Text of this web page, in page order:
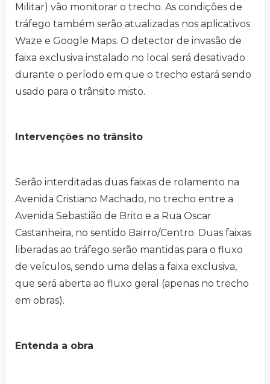
Militar) vão monitorar o trecho. As condições de
tráfego também serão atualizadas nos aplicativos
Waze e Google Maps. O detector de invasão de
faixa exclusiva instalado no local será desativado
durante o período em que o trecho estará sendo
usado para o trânsito misto.
Intervenções no trânsito
Serão interditadas duas faixas de rolamento na
Avenida Cristiano Machado, no trecho entre a
Avenida Sebastião de Brito e a Rua Oscar
Castanheira, no sentido Bairro/Centro. Duas faixas
liberadas ao tráfego serão mantidas para o fluxo
de veículos, sendo uma delas a faixa exclusiva,
que será aberta ao fluxo geral (apenas no trecho
em obras).
Entenda a obra